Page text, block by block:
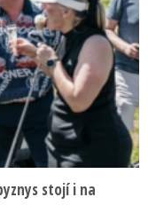
stojí i na